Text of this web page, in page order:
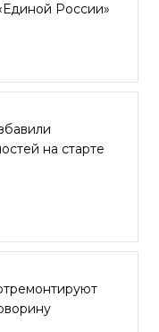
России»
на старте